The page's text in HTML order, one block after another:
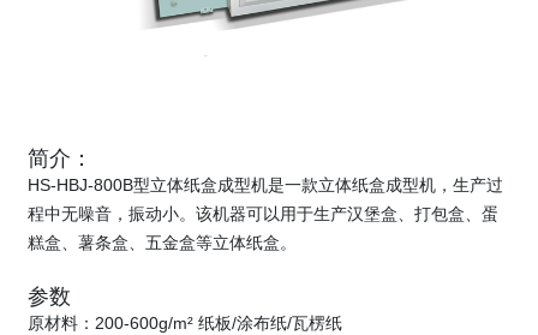
简介：
HS-HBJ-800B型立体纸盒成型机是一款立体纸盒成型机，生产过
程中无噪音，振动小。该机器可以用于生产汉堡盒、打包盒、蛋
糕盒、薯条盒、五金盒等立体纸盒。
参数
原材料：200-600g/m²纸板/涂布纸/瓦楞纸